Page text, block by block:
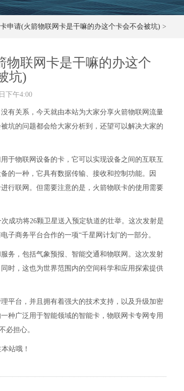
申请(火箭物联网卡是干嘛的办这个卡会不会被坑) >
物联网卡是干嘛的办这个
坑)
下午4:00
有关系，今天就由本站为大家分享火箭物联网流量
坑的问题都会给大家分析到，还望可以解决大家的
于物联网设备的卡，它可以实现设备之间的互联互
的一种，它具有数据传输、接收和控制功能。因
行联网。但需要注意的是，火箭物联卡的使用需要
成功将26颗卫星送入预定轨道的壮举。这次发射是
子商务平台合作的一项“千星网计划”的一部分。
务，包括气象预报、智能交通和物联网。这次发射
时，这也为世界范围内的空间科学和应用探索提供
平台，并且拥有着强大的技术支持，以及升级加密
种广泛用于智能领域的智能卡，物联网卡专网专用
必担心。
站哦！